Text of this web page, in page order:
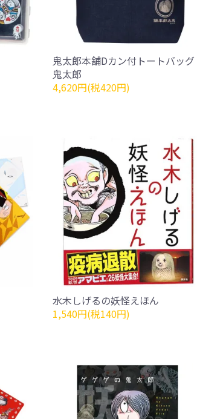
鬼太郎本舗Dカン付トートバッグ
鬼太郎
4,620円(税420円)
水木しげるの妖怪えほん
1,540円(税140円)